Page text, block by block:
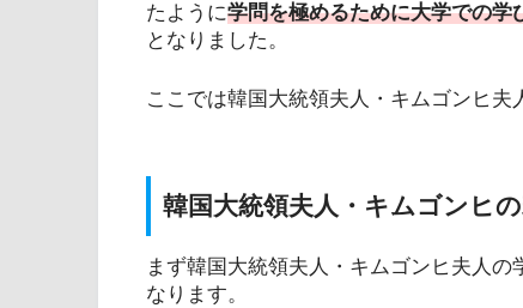
たように学問を極めるために大学での学
となりました。
ここでは韓国大統領夫人・キムゴンヒ夫
韓国大統領夫人・キムゴンヒ
まず韓国大統領夫人・キムゴンヒ夫人
なります。